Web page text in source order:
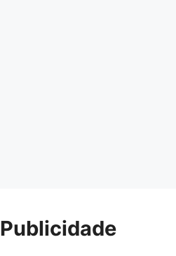
Publicidade